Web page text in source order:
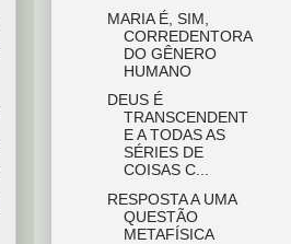
MARIA É, SIM,
CORREDENTORA
DO GÊNERO
HUMANO
DEUS É
TRANSCENDENT
E A TODAS AS
SÉRIES DE
COISAS C...
RESPOSTA A UMA
QUESTÃO
METAFÍSICA